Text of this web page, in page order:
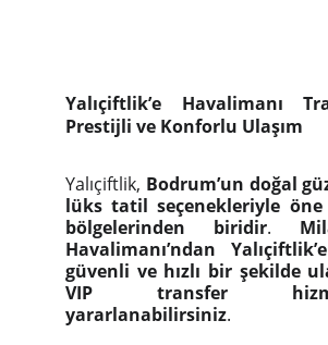
Yalıçiftlik’e Havalimanı
Prestijli ve Konforlu Ulaşım
Yalıçiftlik, Bodrum’un doğal
lüks tatil seçenekleriyle öne
bölgelerinden biridir.
Havalimanı’ndan
güvenli ve hızlı bir şekilde
VIP transfer
yararlanabilirsiniz.